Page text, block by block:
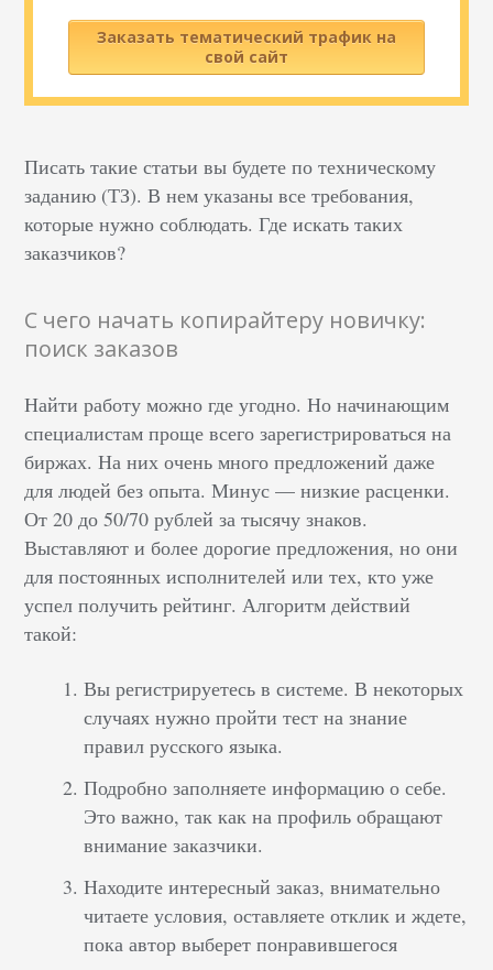
Заказать тематический трафик на
свой сайт
Писать такие статьи вы будете по техническому
заданию (ТЗ). В нем указаны все требования,
которые нужно соблюдать. Где искать таких
заказчиков?
С чего начать копирайтеру новичку:
поиск заказов
Найти работу можно где угодно. Но начинающим
специалистам проще всего зарегистрироваться на
биржах. На них очень много предложений даже
для людей без опыта. Минус –– низкие расценки.
От 20 до 50/70 рублей за тысячу знаков.
Выставляют и более дорогие предложения, но они
для постоянных исполнителей или тех, кто уже
успел получить рейтинг. Алгоритм действий
такой:
Вы регистрируетесь в системе. В некоторых
случаях нужно пройти тест на знание
правил русского языка.
Подробно заполняете информацию о себе.
Это важно, так как на профиль обращают
внимание заказчики.
Находите интересный заказ, внимательно
читаете условия, оставляете отклик и ждете,
пока автор выберет понравившегося